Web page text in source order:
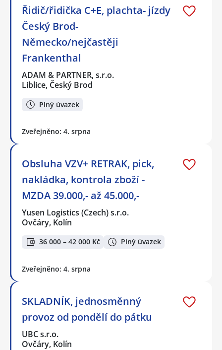
Řidič/řidička C+E, plachta- jízdy
Český Brod-
Německo/nejčastěji
Frankenthal
ADAM & PARTNER, s.r.o.
Liblice, Český Brod
Plný úvazek
Zveřejněno: 4. srpna
Obsluha VZV+ RETRAK, pick,
nakládka, kontrola zboží -
MZDA 39.000,- až 45.000,-
Yusen Logistics (Czech) s.r.o.
Ovčáry, Kolín
36 000 – 42 000 Kč Plný úvazek
Zveřejněno: 4. srpna
SKLADNÍK, jednosměnný
provoz od pondělí do pátku
UBC s.r.o.
Ovčáry, Kolín